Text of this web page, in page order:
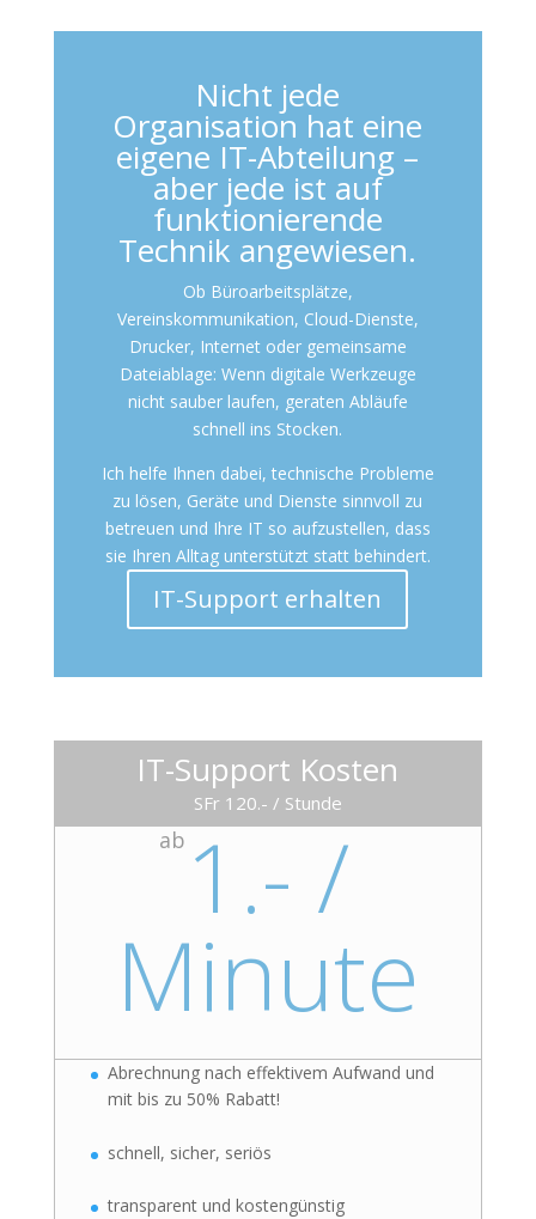
Nicht jede
Organisation hat eine
eigene IT-Abteilung –
aber jede ist auf
funktionierende
Technik angewiesen.
Ob Büroarbeitsplätze,
Vereinskommunikation, Cloud-Dienste,
Drucker, Internet oder gemeinsame
Dateiablage: Wenn digitale Werkzeuge
nicht sauber laufen, geraten Abläufe
schnell ins Stocken.
Ich helfe Ihnen dabei, technische Probleme
zu lösen, Geräte und Dienste sinnvoll zu
betreuen und Ihre IT so aufzustellen, dass
sie Ihren Alltag unterstützt statt behindert.
IT-Support erhalten
IT-Support Kosten
SFr 120.- / Stunde
ab 1.- /
Minute
Abrechnung nach effektivem Aufwand und
mit bis zu 50% Rabatt!
schnell, sicher, seriös
transparent und kostengünstig